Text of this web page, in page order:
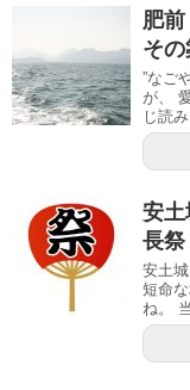
肥前
その
”なご
が、
じ読
安土
長祭
安土
短命
ね。